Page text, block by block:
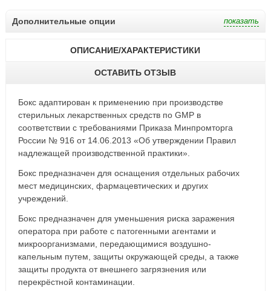
Дополнительные опции
ОПИСАНИЕ/ХАРАКТЕРИСТИКИ
ОСТАВИТЬ ОТЗЫВ
Бокс адаптирован к применению при производстве
стерильных лекарственных средств по GMP в
соответствии с требованиями Приказа Минпромторга
России № 916 от 14.06.2013 «Об утверждении Правил
надлежащей производственной практики».
Бокс предназначен для оснащения отдельных рабочих
мест медицинских, фармацевтических и других
учреждений.
Бокс предназначен для уменьшения риска заражения
оператора при работе с патогенными агентами и
микроорганизмами, передающимися воздушно-
капельным путем, защиты окружающей среды, а также
защиты продукта от внешнего загрязнения или
перекрёстной контаминации.